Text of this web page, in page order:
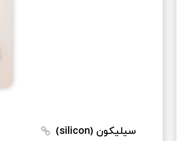
سیلیکون (silicon)